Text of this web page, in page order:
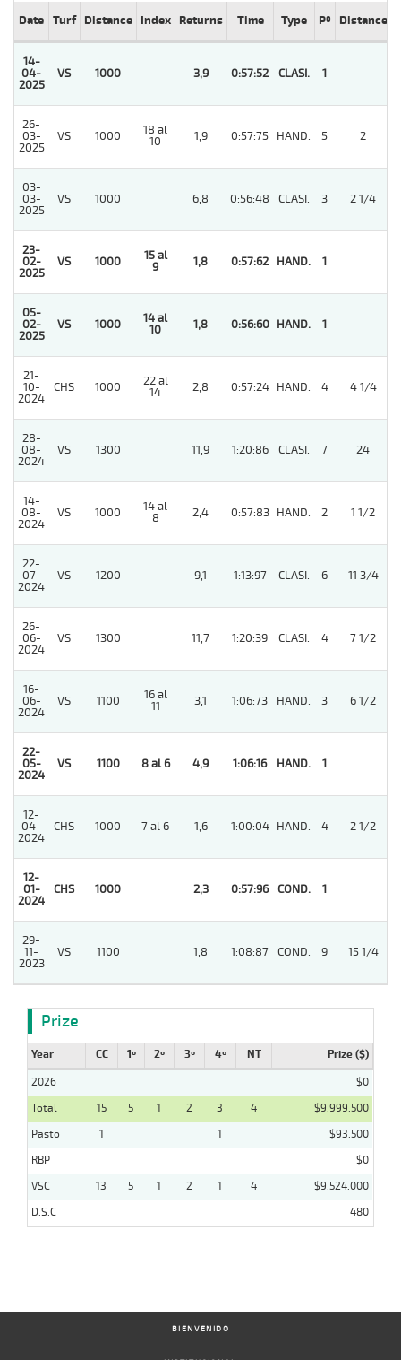
Date Turf Distance Index Returns Time Type Pº Distance
14-
04-
2025
VS 1000 3,9 0:57:52 CLASI. 1
26-
03-
2025
VS 1000
18 al
10
1,9 0:57:75 HAND. 5 2
03-
03-
2025
VS 1000 6,8 0:56:48 CLASI. 3 2 1/4
23-
02-
2025
VS 1000
15 al
9
1,8 0:57:62 HAND. 1
05-
02-
2025
VS 1000
14 al
10
1,8 0:56:60 HAND. 1
21-
10-
2024
CHS 1000
22 al
14
2,8 0:57:24 HAND. 4 4 1/4
28-
08-
2024
VS 1300 11,9 1:20:86 CLASI. 7 24
14-
08-
2024
VS 1000
14 al
8
2,4 0:57:83 HAND. 2 1 1/2
22-
07-
2024
VS 1200 9,1 1:13:97 CLASI. 6 11 3/4
26-
06-
2024
VS 1300 11,7 1:20:39 CLASI. 4 7 1/2
16-
06-
2024
VS 1100
16 al
11
3,1 1:06:73 HAND. 3 6 1/2
22-
05-
2024
VS 1100 8 al 6 4,9 1:06:16 HAND. 1
12-
04-
2024
CHS 1000 7 al 6 1,6 1:00:04 HAND. 4 2 1/2
12-
01-
2024
CHS 1000 2,3 0:57:96 COND. 1
29-
11-
2023
VS 1100 1,8 1:08:87 COND. 9 15 1/4
Prize
Year CC 1º 2º 3º 4º NT Prize ($)
2026
$0
Total
15 5 1 2 3 4
$9.999.500
Pasto
1 1
$93.500
RBP
$0
VSC
13 5 1 2 1 4
$9.524.000
D.S.C
480
BIENVENIDO